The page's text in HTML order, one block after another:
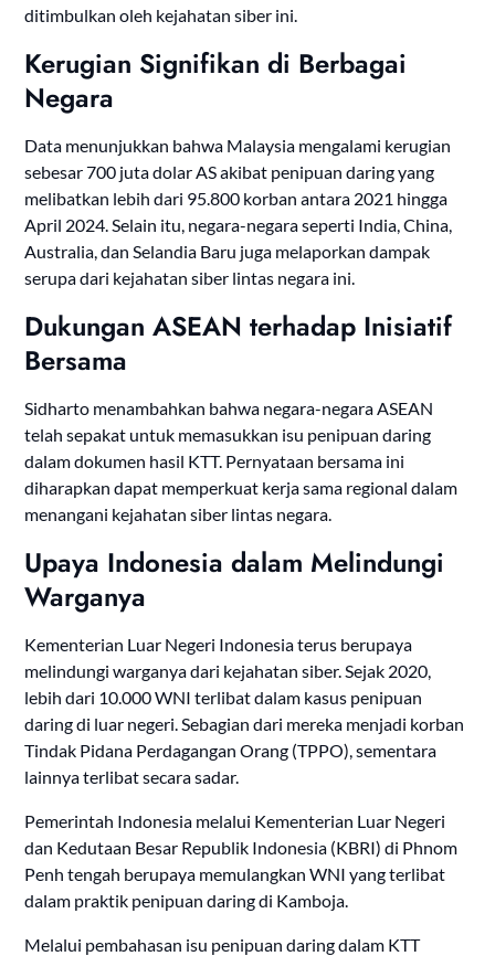
ditimbulkan oleh kejahatan siber ini.
Kerugian Signifikan di Berbagai
Negara
Data menunjukkan bahwa Malaysia mengalami kerugian
sebesar 700 juta dolar AS akibat penipuan daring yang
melibatkan lebih dari 95.800 korban antara 2021 hingga
April 2024. Selain itu, negara-negara seperti India, China,
Australia, dan Selandia Baru juga melaporkan dampak
serupa dari kejahatan siber lintas negara ini.
Dukungan ASEAN terhadap Inisiatif
Bersama
Sidharto menambahkan bahwa negara-negara ASEAN
telah sepakat untuk memasukkan isu penipuan daring
dalam dokumen hasil KTT. Pernyataan bersama ini
diharapkan dapat memperkuat kerja sama regional dalam
menangani kejahatan siber lintas negara.
Upaya Indonesia dalam Melindungi
Warganya
Kementerian Luar Negeri Indonesia terus berupaya
melindungi warganya dari kejahatan siber. Sejak 2020,
lebih dari 10.000 WNI terlibat dalam kasus penipuan
daring di luar negeri. Sebagian dari mereka menjadi korban
Tindak Pidana Perdagangan Orang (TPPO), sementara
lainnya terlibat secara sadar.
Pemerintah Indonesia melalui Kementerian Luar Negeri
dan Kedutaan Besar Republik Indonesia (KBRI) di Phnom
Penh tengah berupaya memulangkan WNI yang terlibat
dalam praktik penipuan daring di Kamboja.
Melalui pembahasan isu penipuan daring dalam KTT